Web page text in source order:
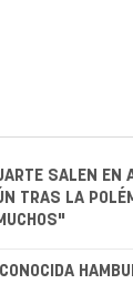
SALEN EN
TRAS LA